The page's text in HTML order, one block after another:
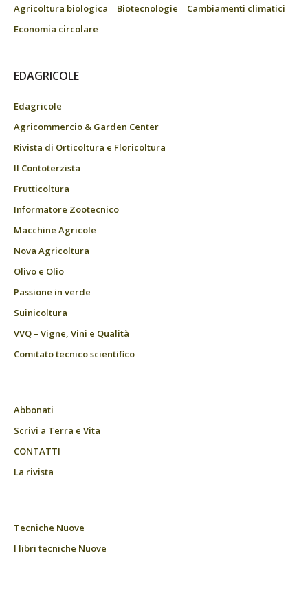
Agricoltura biologica
Biotecnologie
Cambiamenti climatici
Economia circolare
EDAGRICOLE
Edagricole
Agricommercio & Garden Center
Rivista di Orticoltura e Floricoltura
Il Contoterzista
Frutticoltura
Informatore Zootecnico
Macchine Agricole
Nova Agricoltura
Olivo e Olio
Passione in verde
Suinicoltura
VVQ – Vigne, Vini e Qualità
Comitato tecnico scientifico
Abbonati
Scrivi a Terra e Vita
CONTATTI
La rivista
Tecniche Nuove
I libri tecniche Nuove